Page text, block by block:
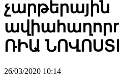
չարթերային
ՌԻԱ
26/03/2020 10:14